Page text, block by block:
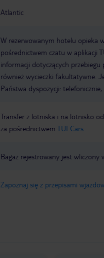
Atlantic
W rezerwowanym hotelu opieka
pośrednictwem czatu w aplikacji
informacji dotyczących
również wycieczki fakultatywne.
Państwa dyspozycji:
Transfer z lotniska i na lotnisko
za pośrednictwem TUI Cars.
Bagaż rejestrowany jest wliczony
Zapoznaj się z przepisami